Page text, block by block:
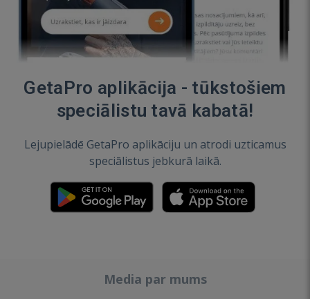
GetaPro aplikācija - tūkstošiem
speciālistu tavā kabatā!
Lejupielādē GetaPro aplikāciju un atrodi uzticamus
speciālistus jebkurā laikā.
Media par mums